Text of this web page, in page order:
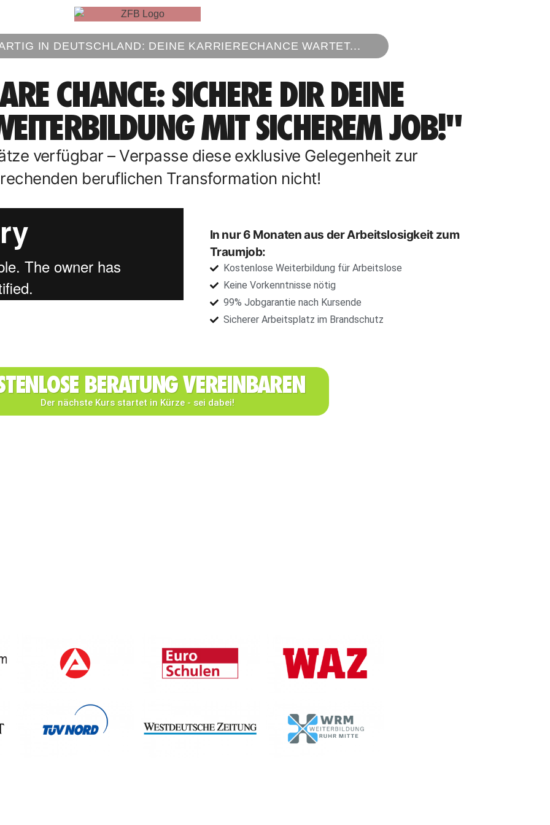
IN DEUTSCHLAND: DEINE KARRIERECHANCE WARTET...
CHANCE: SICHERE DIR DEINE
MIT SICHEREM JOB!"
verfügbar – Verpasse diese exklusive Gelegenheit zur
beruflichen Transformation nicht!
In nur 6 Monaten aus der Arbeitslosigkeit zum
Traumjob:
Kostenlose Weiterbildung für Arbeitslose
Keine Vorkenntnisse nötig
99% Jobgarantie nach Kursende
Sicherer Arbeitsplatz im Brandschutz
BERATUNG VEREINBAREN
Der nächste Kurs startet in Kürze - sei dabei!